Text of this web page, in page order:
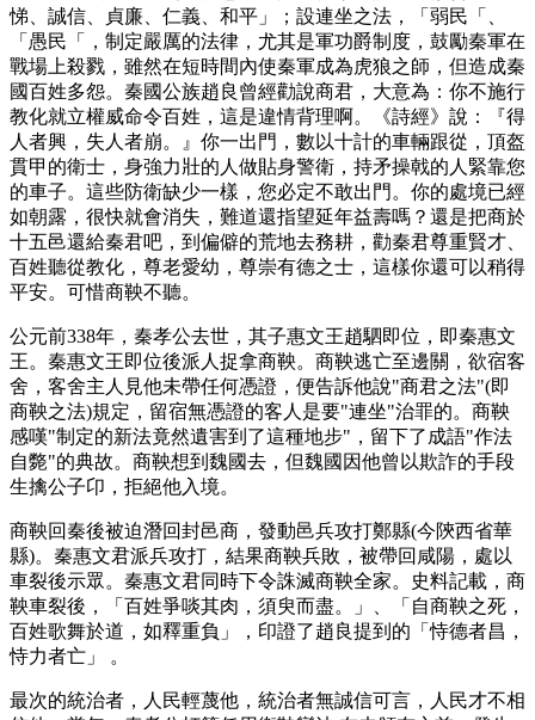
悌、誠信、貞廉、仁義、和平」；設連坐之法，「弱民「、
「愚民「，制定嚴厲的法律，尤其是軍功爵制度，鼓勵秦軍在
戰場上殺戮，雖然在短時間內使秦軍成為虎狼之師，但造成秦
國百姓多怨。秦國公族趙良曾經勸說商君，大意為：你不施行
教化就立權威命令百姓，這是違情背理啊。《詩經》說：『得
人者興，失人者崩。』你一出門，數以十計的車輛跟從，頂盔
貫甲的衛士，身強力壯的人做貼身警衛，持矛操戟的人緊靠您
的車子。這些防衛缺少一樣，您必定不敢出門。你的處境已經
如朝露，很快就會消失，難道還指望延年益壽嗎？還是把商於
十五邑還給秦君吧，到偏僻的荒地去務耕，勸秦君尊重賢才、
百姓聽從教化，尊老愛幼，尊崇有德之士，這樣你還可以稍得
平安。可惜商鞅不聽。
公元前338年，秦孝公去世，其子惠文王趙駟即位，即秦惠文
王。秦惠文王即位後派人捉拿商鞅。商鞅逃亡至邊關，欲宿客
舍，客舍主人見他未帶任何憑證，便告訴他說"商君之法"(即
商鞅之法)規定，留宿無憑證的客人是要"連坐"治罪的。商鞅
感嘆"制定的新法竟然遺害到了這種地步"，留下了成語"作法
自斃"的典故。商鞅想到魏國去，但魏國因他曾以欺詐的手段
生擒公子卬，拒絕他入境。
商鞅回秦後被迫潛回封邑商，發動邑兵攻打鄭縣(今陝西省華
縣)。秦惠文君派兵攻打，結果商鞅兵敗，被帶回咸陽，處以
車裂後示眾。秦惠文君同時下令誅滅商鞅全家。史料記載，商
鞅車裂後，「百姓爭啖其肉，須臾而盡。」、「自商鞅之死，
百姓歌舞於道，如釋重負」，印證了趙良提到的「恃德者昌，
恃力者亡」 。
最次的統治者，人民輕蔑他，統治者無誠信可言，人民才不相